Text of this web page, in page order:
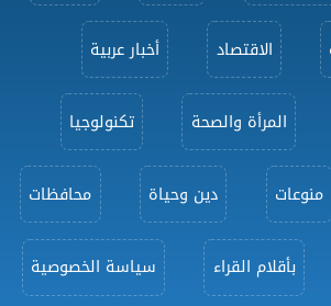
الاقتصاد أخبار عربية
المرأة والصحة تكنولوجيا
منوعات دين وحياة محافظات
بأقلام القراء سياسة الخصوصية